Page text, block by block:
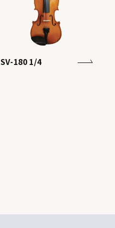
SV-180 1/4